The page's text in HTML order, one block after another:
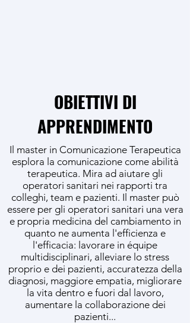
OBIETTIVI DI
APPRENDIMENTO
Il master in Comunicazione Terapeutica
esplora la comunicazione come abilità
terapeutica. Mira ad aiutare gli
operatori sanitari nei rapporti tra
colleghi, team e pazienti. Il master può
essere per gli operatori sanitari una vera
e propria medicina del cambiamento in
quanto ne aumenta l'efficienza e
l'efficacia: lavorare in équipe
multidisciplinari, alleviare lo stress
proprio e dei pazienti, accuratezza della
diagnosi, maggiore empatia, migliorare
la vita dentro e fuori dal lavoro,
aumentare la collaborazione dei
pazienti...